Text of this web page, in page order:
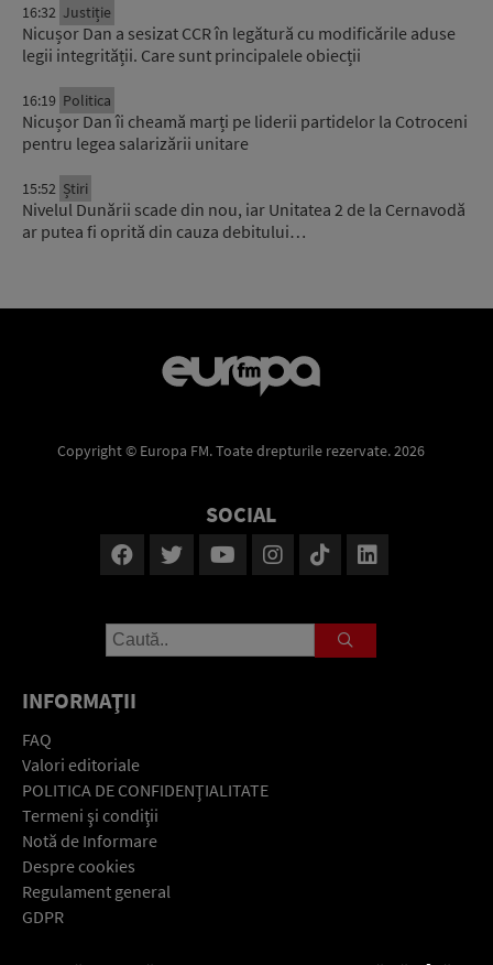
16:32 Justiție
Nicușor Dan a sesizat CCR în legătură cu modificările aduse
legii integrității. Care sunt principalele obiecții
16:19 Politica
Nicușor Dan îi cheamă marți pe liderii partidelor la Cotroceni
pentru legea salarizării unitare
15:52 Știri
Nivelul Dunării scade din nou, iar Unitatea 2 de la Cernavodă
ar putea fi oprită din cauza debitului…
Copyright © Europa FM. Toate drepturile rezervate. 2026
SOCIAL
INFORMAŢII
FAQ
Valori editoriale
POLITICA DE CONFIDENŢIALITATE
Termeni şi condiţii
Notă de Informare
Despre cookies
Regulament general
GDPR